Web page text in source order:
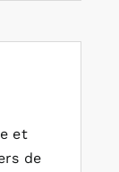
et
de